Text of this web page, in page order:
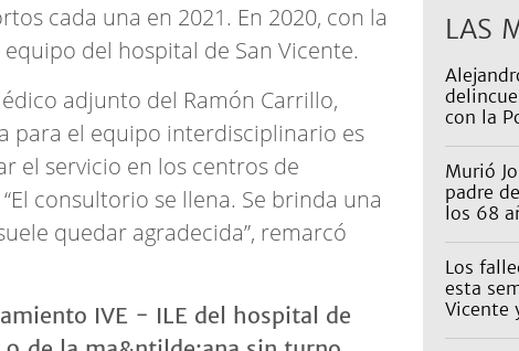
cada una en 2021. En 2020, con la
del hospital de San Vicente.
adjunto del Ramón Carrillo,
para el equipo interdisciplinario es
el servicio en los centros de
consultorio se llena. Se brinda una
quedar agradecida”, remarcó
LAS
con la
Murió
padre
los 68
Los
esta
Vicente